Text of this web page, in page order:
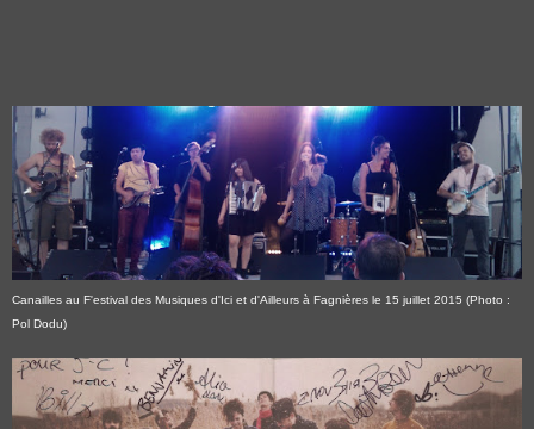
Canailles au F'estival des Musiques d'Ici et d'Ailleurs à Fagnières le 15 juillet 2015 (Photo :
Pol Dodu)